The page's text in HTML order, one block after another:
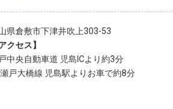
県倉敷市下津井吹上303-53
クセス】
中央自動車道 児島ICより約3分
戸大橋線 児島駅よりお車で約8分